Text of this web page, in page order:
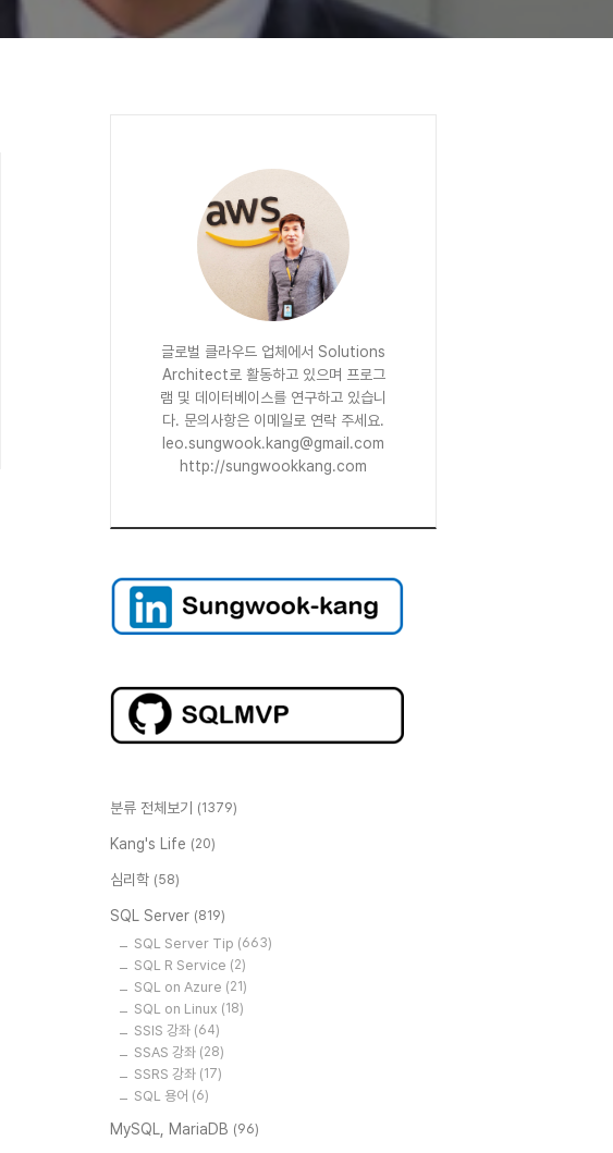
글로벌 클라우드 업체에서 Solutions
Architect로 활동하고 있으며 프로그
램 및 데이터베이스를 연구하고 있습니
다. 문의사항은 이메일로 연락 주세요.
leo.sungwook.kang@gmail.com
http://sungwookkang.com
분류 전체보기 (1379)
Kang's Life (20)
심리학 (58)
SQL Server (819)
SQL Server Tip (663)
SQL R Service (2)
SQL on Azure (21)
SQL on Linux (18)
SSIS 강좌 (64)
SSAS 강좌 (28)
SSRS 강좌 (17)
SQL 용어 (6)
MySQL, MariaDB (96)